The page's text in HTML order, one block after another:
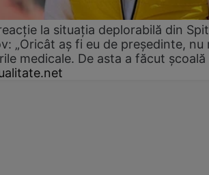
la situația deplorabilă din
„Oricât aș fi eu de președinte, nu
medicale. De asta a făcut școală